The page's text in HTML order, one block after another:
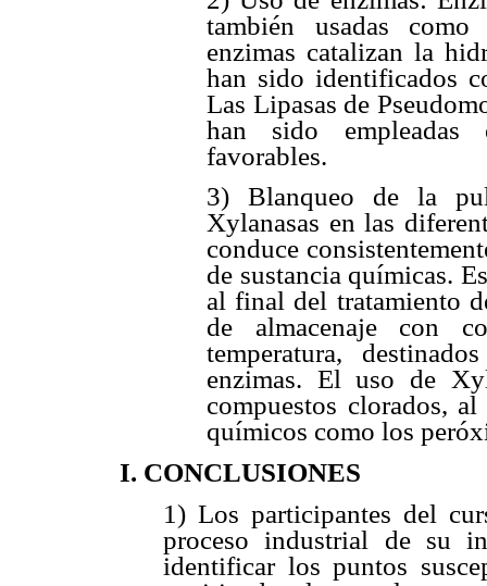
también usadas como
enzimas catalizan la
han sido identificados
Las Lipasas de
han sido empleadas
favorables.
3) Blanqueo de la
Xylanasas en las
conduce
de sustancia químicas.
al final del tratamiento
de almacenaje con
temperatura,
enzimas. El uso de
compuestos clorados,
químicos como los
I. CONCLUSIONES
1) Los participantes del
proceso industrial de su
identificar los puntos